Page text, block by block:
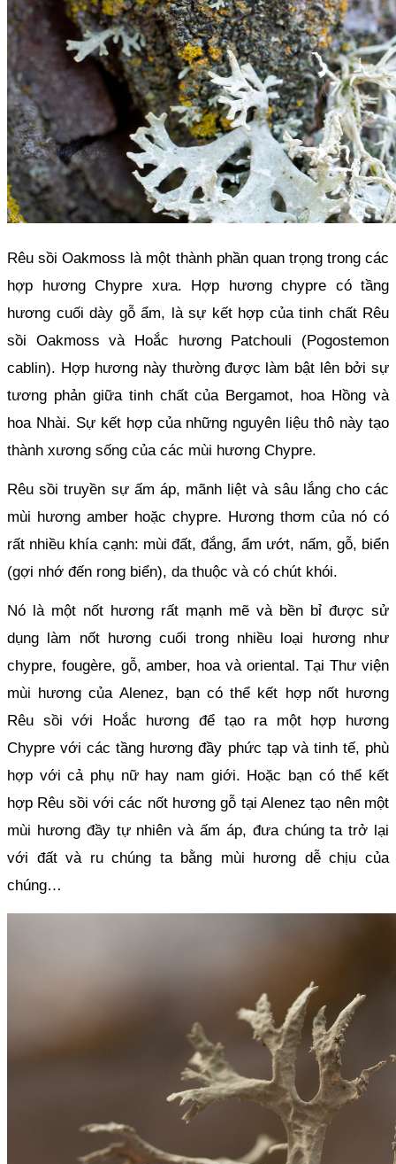
Rêu sồi Oakmoss là một thành phần quan trọng trong các
hợp hương Chypre xưa. Hợp hương chypre có tầng
hương cuối dày gỗ ẩm, là sự kết hợp của tinh chất Rêu
sồi Oakmoss và Hoắc hương Patchouli (Pogostemon
cablin). Hợp hương này thường được làm bật lên bởi sự
tương phản giữa tinh chất của Bergamot, hoa Hồng và
hoa Nhài. Sự kết hợp của những nguyên liệu thô này tạo
thành xương sống của các mùi hương Chypre.
Rêu sồi truyền sự ấm áp, mãnh liệt và sâu lắng cho các
mùi hương amber hoặc chypre. Hương thơm của nó có
rất nhiều khía cạnh: mùi đất, đắng, ẩm ướt, nấm, gỗ, biển
(gợi nhớ đến rong biển), da thuộc và có chút khói.
Nó là một nốt hương rất mạnh mẽ và bền bỉ được sử
dụng làm nốt hương cuối trong nhiều loại hương như
chypre, fougère, gỗ, amber, hoa và oriental. Tại Thư viện
mùi hương của Alenez, bạn có thể kết hợp nốt hương
Rêu sồi với Hoắc hương để tạo ra một hợp hương
Chypre với các tầng hương đầy phức tạp và tinh tế, phù
hợp với cả phụ nữ hay nam giới. Hoặc bạn có thể kết
hợp Rêu sồi với các nốt hương gỗ tại Alenez tạo nên một
mùi hương đầy tự nhiên và ấm áp, đưa chúng ta trở lại
với đất và ru chúng ta bằng mùi hương dễ chịu của
chúng…